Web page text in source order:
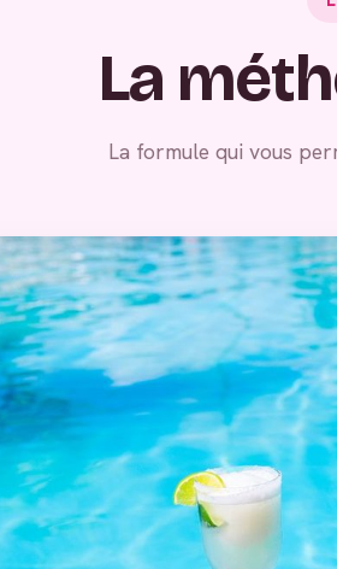
La
La formule qui vous